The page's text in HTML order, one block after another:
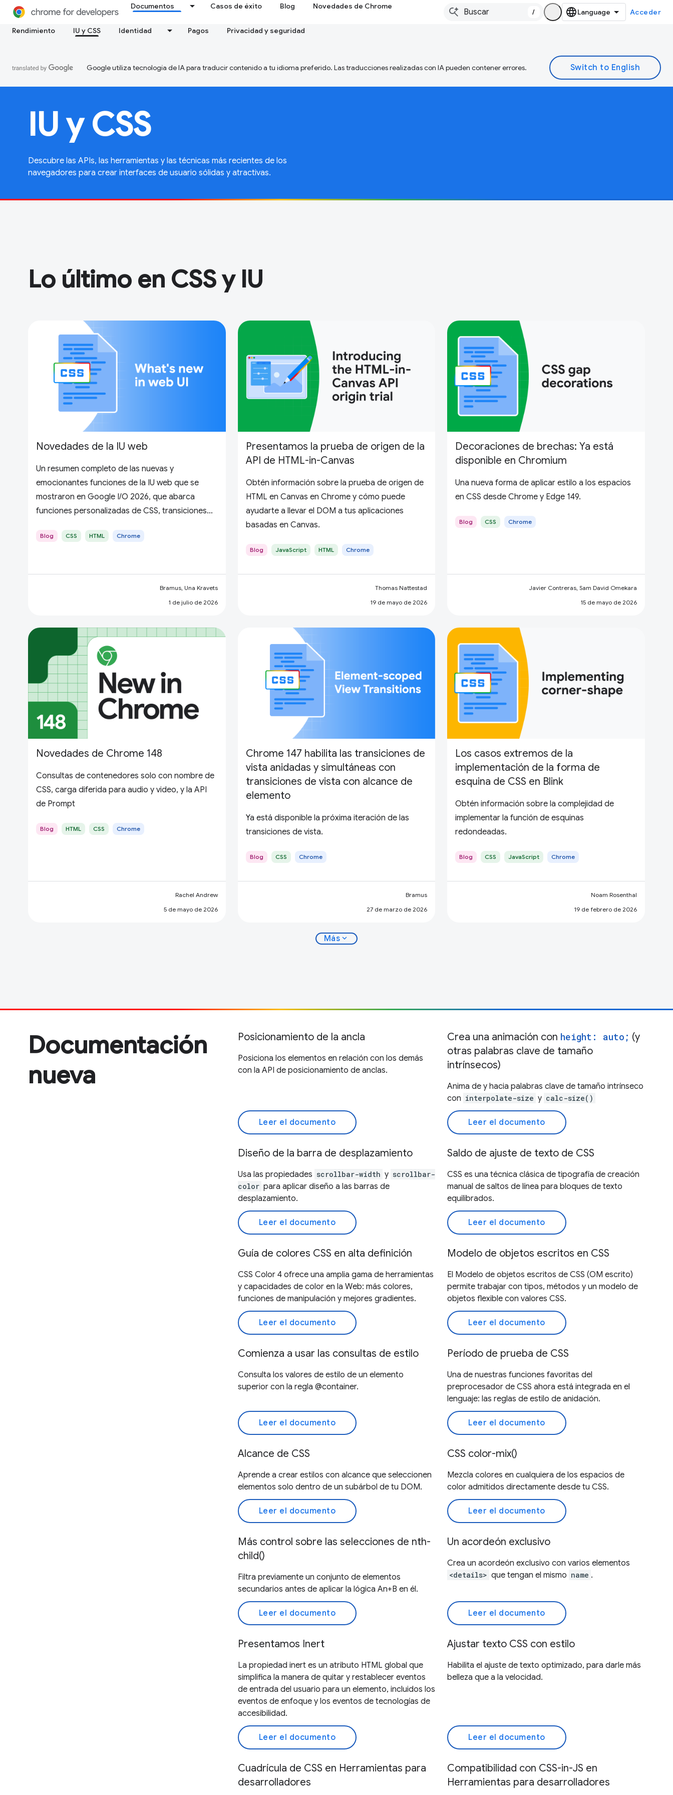
Documentos Casos de éxito Blog Novedades de Chrome
/ Acceder
Rendimiento IU y CSS Identidad Pagos Privacidad y seguridad
Google utiliza tecnología de IA para traducir contenido a tu idioma preferido. Las traducciones realizadas con IA pueden contener errores.
IU y CSS
Descubre las APIs, las herramientas y las técnicas más recientes de los
navegadores para crear interfaces de usuario sólidas y atractivas.
Lo último en CSS y IU
Novedades de la IU web
Un resumen completo de las nuevas y
emocionantes funciones de la IU web que se
mostraron en Google I/O 2026, que abarca
funciones personalizadas de CSS, transiciones
desplazamiento, HTML en Canvas y mucho más.
Blog CSS HTML Chrome
Bramus, Una Kravets
1 de julio de 2026
Presentamos la prueba de origen de la
API de HTML-in-Canvas
Obtén información sobre la prueba de origen de
HTML en Canvas en Chrome y cómo puede
ayudarte a llevar el DOM a tus aplicaciones
basadas en Canvas.
Blog JavaScript HTML Chrome
Thomas Nattestad
19 de mayo de 2026
Decoraciones de brechas: Ya está
disponible en Chromium
Una nueva forma de aplicar estilo a los espacios
en CSS desde Chrome y Edge 149.
Blog CSS Chrome
Javier Contreras, Sam David Omekara
15 de mayo de 2026
Novedades de Chrome 148
Consultas de contenedores solo con nombre de
CSS, carga diferida para audio y video, y la API
de Prompt
Blog HTML CSS Chrome
Rachel Andrew
5 de mayo de 2026
Chrome 147 habilita las transiciones de
vista anidadas y simultáneas con
transiciones de vista con alcance de
elemento
Ya está disponible la próxima iteración de las
transiciones de vista.
Blog CSS Chrome
Bramus
27 de marzo de 2026
Los casos extremos de la
implementación de la forma de
esquina de CSS en Blink
Obtén información sobre la complejidad de
implementar la función de esquinas
redondeadas.
Blog CSS JavaScript Chrome
Noam Rosenthal
19 de febrero de 2026
Más expand_more
Documentación
nueva
Posicionamiento de la ancla
Posiciona los elementos en relación con los demás
con la API de posicionamiento de anclas.
Leer el documento
Crea una animación con height: auto; (y
otras palabras clave de tamaño
intrínsecos)
Anima de y hacia palabras clave de tamaño intrínseco
con interpolate-size y calc-size()
Leer el documento
Diseño de la barra de desplazamiento
Usa las propiedades scrollbar-width y scrollbar-
color para aplicar diseño a las barras de
desplazamiento.
Leer el documento
Saldo de ajuste de texto de CSS
CSS es una técnica clásica de tipografía de creación
manual de saltos de línea para bloques de texto
equilibrados.
Leer el documento
Guía de colores CSS en alta definición
CSS Color 4 ofrece una amplia gama de herramientas
y capacidades de color en la Web: más colores,
funciones de manipulación y mejores gradientes.
Leer el documento
Modelo de objetos escritos en CSS
El Modelo de objetos escritos de CSS (OM escrito)
permite trabajar con tipos, métodos y un modelo de
objetos flexible con valores CSS.
Leer el documento
Comienza a usar las consultas de estilo
Consulta los valores de estilo de un elemento
superior con la regla @container.
Leer el documento
Período de prueba de CSS
Una de nuestras funciones favoritas del
preprocesador de CSS ahora está integrada en el
lenguaje: las reglas de estilo de anidación.
Leer el documento
Alcance de CSS
Aprende a crear estilos con alcance que seleccionen
elementos solo dentro de un subárbol de tu DOM.
Leer el documento
CSS color-mix()
Mezcla colores en cualquiera de los espacios de
color admitidos directamente desde tu CSS.
Leer el documento
Más control sobre las selecciones de nth-
child()
Filtra previamente un conjunto de elementos
secundarios antes de aplicar la lógica An+B en él.
Leer el documento
Un acordeón exclusivo
Crea un acordeón exclusivo con varios elementos
<details> que tengan el mismo name .
Leer el documento
Presentamos Inert
La propiedad inert es un atributo HTML global que
simplifica la manera de quitar y restablecer eventos
de entrada del usuario para un elemento, incluidos los
eventos de enfoque y los eventos de tecnologías de
accesibilidad.
Leer el documento
Ajustar texto CSS con estilo
Habilita el ajuste de texto optimizado, para darle más
belleza que a la velocidad.
Leer el documento
Cuadrícula de CSS en Herramientas para
desarrolladores
Compatibilidad con CSS-in-JS en
Herramientas para desarrolladores